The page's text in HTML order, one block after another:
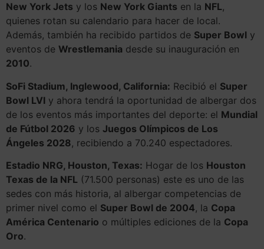
New York Jets y los New York Giants en la NFL,
quienes rotan su calendario para hacer de local.
Además, también ha recibido partidos de Super Bowl y
eventos de Wrestlemania desde su inauguración en
2010.
SoFi Stadium, Inglewood, California: Recibió el Super
Bowl LVI y ahora tendrá la oportunidad de albergar dos
de los eventos más importantes del deporte: el Mundial
de Fútbol 2026 y los Juegos Olímpicos de Los
Ángeles 2028, recibiendo a 70.240 espectadores.
Estadio NRG, Houston, Texas: Hogar de los Houston
Texas de la NFL (71.500 personas) este es uno de las
sedes con más historia, al albergar competencias de
primer nivel como el Super Bowl de 2004, la Copa
América Centenario o múltiples ediciones de la Copa
Oro.